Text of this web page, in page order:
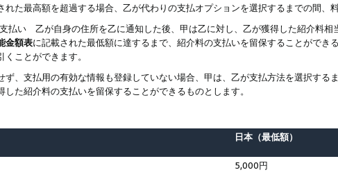
た最高額を超過する場合、乙が代わりの支払オプションを選択するまでの間、
払い 乙が自身の住所を乙に通知した後、甲は乙に対し、乙が獲得した紹介料
金額表に記載された最低額に達するまで、紹介料の支払いを留保することができ
ことができます。
ず、支払用の有効な情報も登録していない場合、甲は、乙が支払方法を選択す
た紹介料の支払いを留保することができるものとします。
日本（最低額）
5,000円